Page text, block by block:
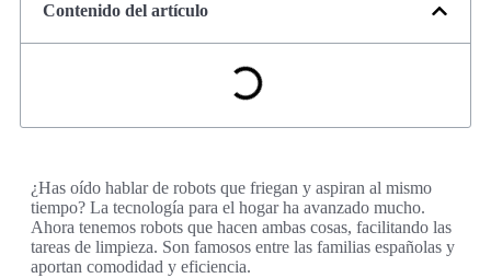
Contenido del artículo
¿Has oído hablar de robots que friegan y aspiran al mismo
tiempo? La tecnología para el hogar ha avanzado mucho.
Ahora tenemos robots que hacen ambas cosas, facilitando las
tareas de limpieza. Son famosos entre las familias españolas y
aportan comodidad y eficiencia.